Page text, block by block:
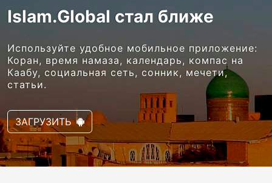
Islam.Global стал ближе
Используйте удобное мобильное приложение:
Коран, время намаза, календарь, компас на
Каабу, социальная сеть, сонник, мечети,
статьи.
ЗАГРУЗИТЬ